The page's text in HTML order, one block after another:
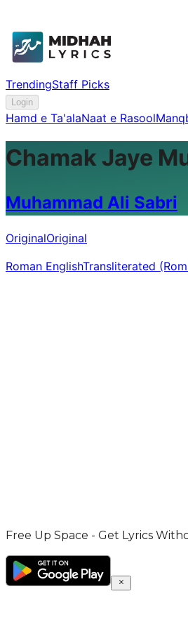
TrendingStaff Picks
Login
Hamd e Ta'alaNaat e Rasool
Chamak Jaye
Muhammad Ali Sabri
OriginalOriginal
Roman EnglishTransliterated
Free Up Space - Get Lyrics